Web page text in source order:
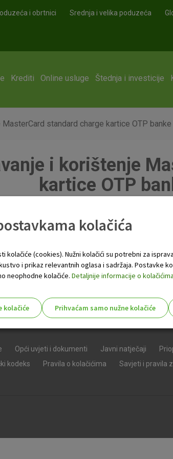
i obrtnici Srednja i velika poduzeća
Krediti Online usluge Štednja i investicije
standard charge kartice OTP banke
i korištenje
kartice OTP
Opći uvjeti i dokumenti Javni natječaji
kodeks Pravila o kolačićima
Savjeti i pravila
kolačića
kolačiće (cookies). Nužni kolačići su potrebni za
i prikaz relevantnih oglasa i sadržaja. Postavke
neophodne kolačiće. Detaljnije informacije o kolačićima
kolačiće Prihvaćam samo nužne kolačiće
njima, ali u tom slučaju neki